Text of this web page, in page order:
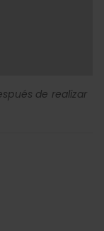
de realizar